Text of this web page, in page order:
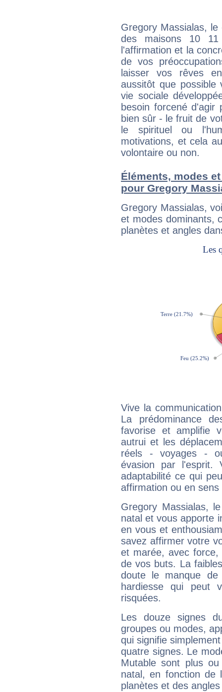
Gregory Massialas,
des maisons 10
l'affirmation et la
de vos
laisser vos rêves
aussitôt que
vie sociale
besoin forcené
bien sûr - le fruit de
le spirituel ou
motivations, et cela
volontaire ou non.
Éléments, modes
pour Gregory
Gregory Massialas,
et modes dominants,
planètes et angles
Vive la
La prédominance
favorise et amplifie
autrui et les
réels - voyages -
évasion par l'esprit.
adaptabilité ce qui
affirmation ou en
Gregory Massialas,
natal et vous apporte
en vous et
savez affirmer votre
et marée, avec
de vos buts. La
doute le manque
hardiesse qui peut
risquées.
Les douze signes
groupes ou modes,
qui signifie
quatre signes. Le
Mutable sont plus
natal, en fonction de
planètes et des